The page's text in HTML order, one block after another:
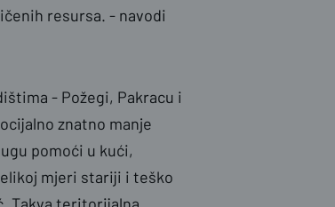
resursa. - navodi
- Požegi, Pakracu i
znatno manje
pomoći u kući,
mjeri stariji i teško